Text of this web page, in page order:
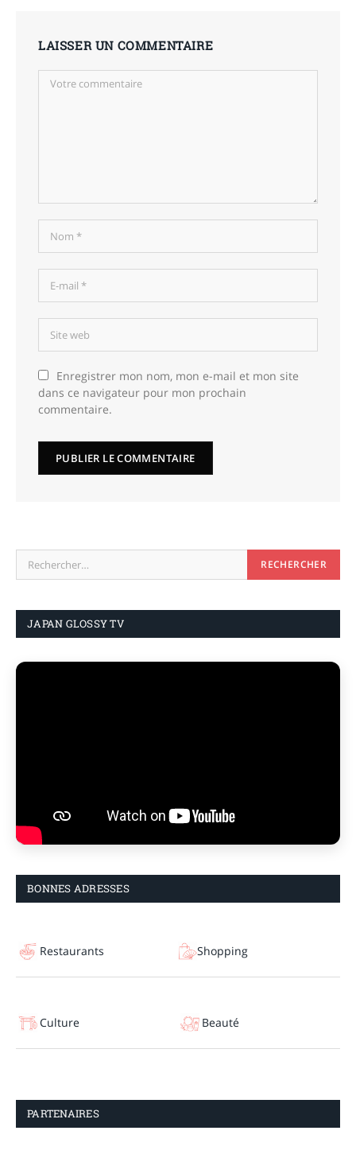
LAISSER UN COMMENTAIRE
Enregistrer mon nom, mon e-mail et mon site
dans ce navigateur pour mon prochain
commentaire.
JAPAN GLOSSY TV
BONNES ADRESSES
Restaurants Shopping
Culture Beauté
PARTENAIRES